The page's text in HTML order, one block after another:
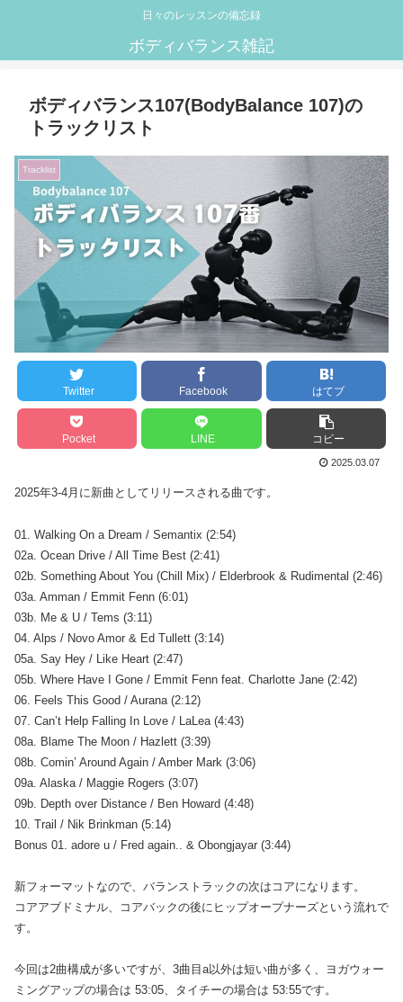
日々のレッスンの備忘録
ボディバランス雑記
ボディバランス107(BodyBalance 107)の
トラックリスト
Tracklist
Twitter Facebook はてブ
Pocket LINE コピー
2025.03.07
2025年3-4月に新曲としてリリースされる曲です。
01. Walking On a Dream / Semantix (2:54)
02a. Ocean Drive / All Time Best (2:41)
02b. Something About You (Chill Mix) / Elderbrook & Rudimental (2:46)
03a. Amman / Emmit Fenn (6:01)
03b. Me & U / Tems (3:11)
04. Alps / Novo Amor & Ed Tullett (3:14)
05a. Say Hey / Like Heart (2:47)
05b. Where Have I Gone / Emmit Fenn feat. Charlotte Jane (2:42)
06. Feels This Good / Aurana (2:12)
07. Can’t Help Falling In Love / LaLea (4:43)
08a. Blame The Moon / Hazlett (3:39)
08b. Comin’ Around Again / Amber Mark (3:06)
09a. Alaska / Maggie Rogers (3:07)
09b. Depth over Distance / Ben Howard (4:48)
10. Trail / Nik Brinkman (5:14)
Bonus 01. adore u / Fred again.. & Obongjayar (3:44)
新フォーマットなので、バランストラックの次はコアになります。
コアアブドミナル、コアバックの後にヒップオープナーズという流れで
す。
今回は2曲構成が多いですが、3曲目a以外は短い曲が多く、ヨガウォー
ミングアップの場合は 53:05、タイチーの場合は 53:55です。